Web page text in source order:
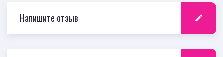
Напишите отзыв